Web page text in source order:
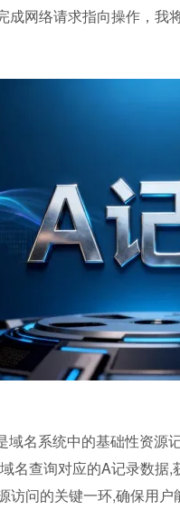
成网络请求指向操作，
名系统中的基础性资
名查询对应的A记录数
问的关键一环,确保用